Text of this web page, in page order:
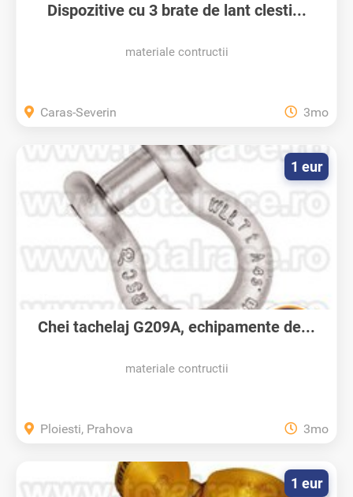
Dispozitive cu 3 brate de lant clesti...
materiale contructii
Caras-Severin 3mo
Chei tachelaj G209A, echipamente de...
materiale contructii
1 eur
Ploiesti, Prahova 3mo
1 eur